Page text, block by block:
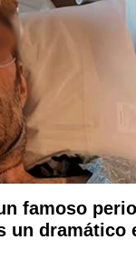
famoso
un dramático